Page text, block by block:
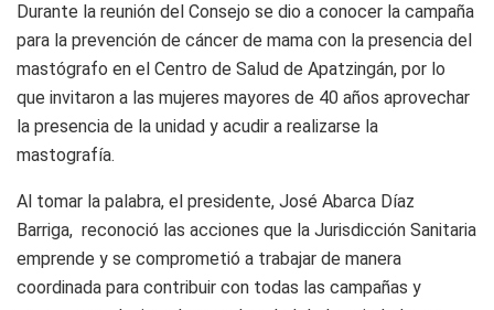
Durante la reunión del Consejo se dio a conocer la campaña
para la prevención de cáncer de mama con la presencia del
mastógrafo en el Centro de Salud de Apatzingán, por lo
que invitaron a las mujeres mayores de 40 años aprovechar
la presencia de la unidad y acudir a realizarse la
mastografía.
Al tomar la palabra, el presidente, José Abarca Díaz
Barriga, reconoció las acciones que la Jurisdicción Sanitaria
emprende y se comprometió a trabajar de manera
coordinada para contribuir con todas las campañas y